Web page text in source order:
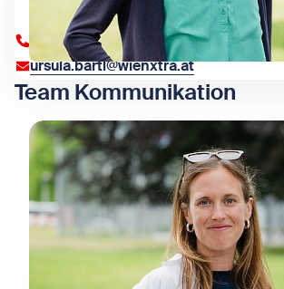
+43 1 909 4000 84348
ursula.bartl@wienxtra.at
Team Kommunikation